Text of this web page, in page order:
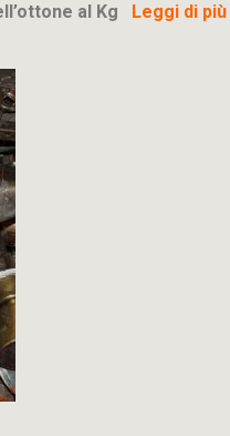
al Kg Leggi di più